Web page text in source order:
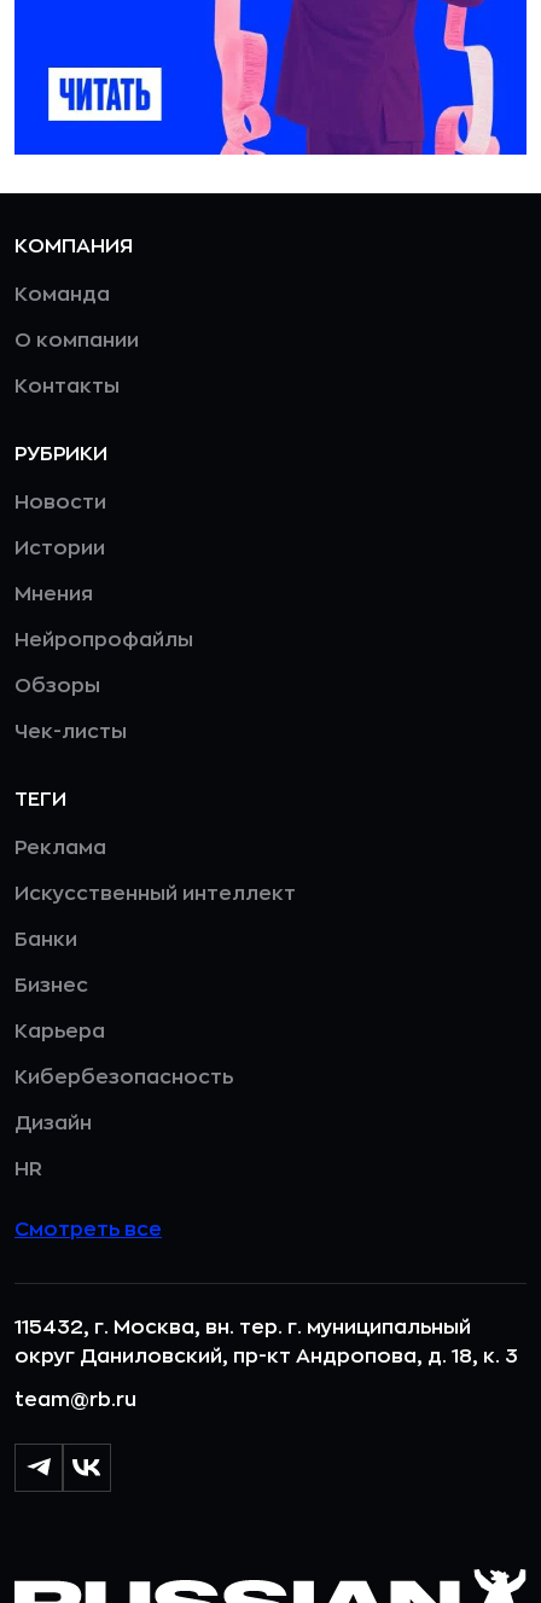
КОМПАНИЯ
Команда
О компании
Контакты
РУБРИКИ
Новости
Истории
Мнения
Нейропрофайлы
Обзоры
Чек-листы
ТЕГИ
Реклама
Искусственный интеллект
Банки
Бизнес
Карьера
Кибербезопасность
Дизайн
HR
Смотреть все
115432, г. Москва, вн. тер. г. муниципальный
округ Даниловский, пр-кт Андропова, д. 18, к. 3
team@rb.ru